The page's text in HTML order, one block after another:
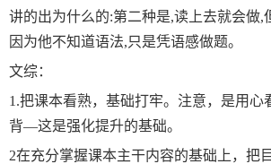
讲的出为什么的:第二种是,读上去就会做,
因为他不知道语法,只是凭语感做题。
文综：
1.把课本看熟，基础打牢。注意，是用心
背—这是强化提升的基础。
2在充分掌握课本主干内容的基础上，把